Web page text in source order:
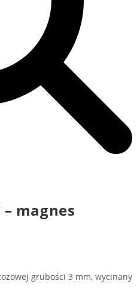
magnes
grubości 3 mm, wycinany